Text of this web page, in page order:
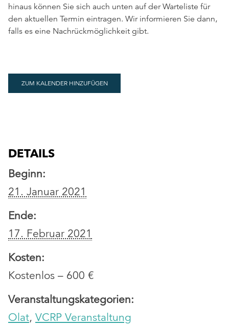
hinaus können Sie sich auch unten auf der Warteliste für
den aktuellen Termin eintragen. Wir informieren Sie dann,
falls es eine Nachrückmöglichkeit gibt.
ZUM KALENDER HINZUFÜGEN
DETAILS
Beginn:
21. Januar 2021
Ende:
17. Februar 2021
Kosten:
Kostenlos – 600 €
Veranstaltungskategorien:
Olat, VCRP Veranstaltung